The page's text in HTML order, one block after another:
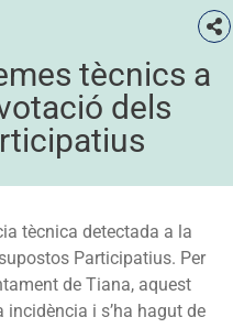
tècnics a
dels
tècnica detectada a la
Participatius. Per
de Tiana, aquest
i s’ha hagut de